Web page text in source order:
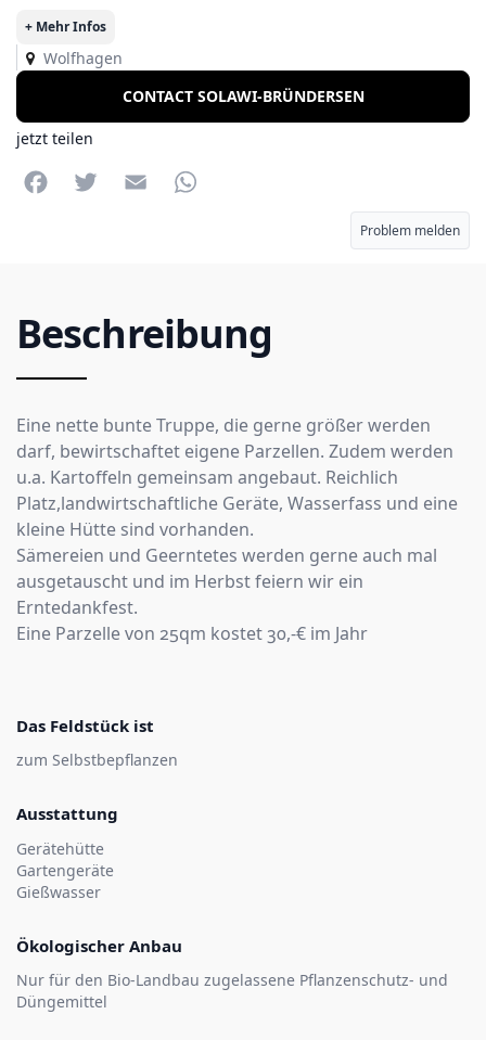
+ Mehr Infos
Wolfhagen
CONTACT SOLAWI-BRÜNDERSEN
jetzt teilen
FacebookTwitter Email
Problem melden
Beschreibung
Eine nette bunte Truppe, die gerne größer werden
darf, bewirtschaftet eigene Parzellen. Zudem werden
u.a. Kartoffeln gemeinsam angebaut. Reichlich
Platz,landwirtschaftliche Geräte, Wasserfass und eine
kleine Hütte sind vorhanden.
Sämereien und Geerntetes werden gerne auch mal
ausgetauscht und im Herbst feiern wir ein
Erntedankfest.
Eine Parzelle von 25qm kostet 30,-€ im Jahr
Das Feldstück ist
zum Selbstbepflanzen
Ausstattung
Gerätehütte
Gartengeräte
Gießwasser
Ökologischer Anbau
Nur für den Bio-Landbau zugelassene Pflanzenschutz- und
Düngemittel